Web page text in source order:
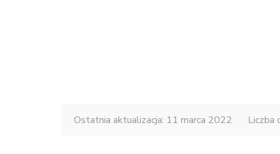
Ostatnia aktualizacja: 11 marca 2022 Liczba